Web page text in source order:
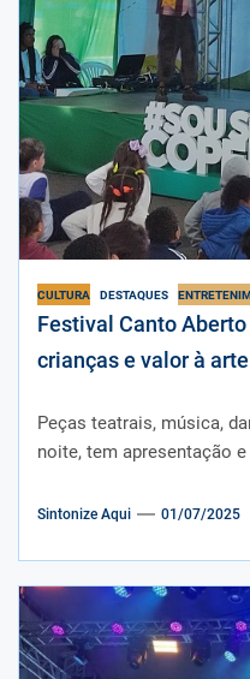
CULTURA DESTAQUES
Festival Canto
crianças e valor à
Peças teatrais, música,
noite, tem apresentação
Sintonize Aqui 01/07/2025